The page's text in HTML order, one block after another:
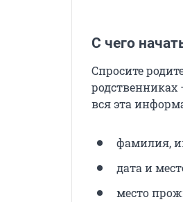
С чего
Спросите
вся эта
фамилия,
дата и
место